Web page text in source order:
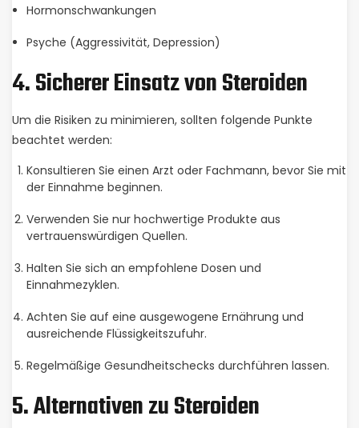
Hormonschwankungen
Psyche (Aggressivität, Depression)
4. Sicherer Einsatz von Steroiden
Um die Risiken zu minimieren, sollten folgende Punkte
beachtet werden:
Konsultieren Sie einen Arzt oder Fachmann, bevor Sie mit
der Einnahme beginnen.
Verwenden Sie nur hochwertige Produkte aus
vertrauenswürdigen Quellen.
Halten Sie sich an empfohlene Dosen und
Einnahmezyklen.
Achten Sie auf eine ausgewogene Ernährung und
ausreichende Flüssigkeitszufuhr.
Regelmäßige Gesundheitschecks durchführen lassen.
5. Alternativen zu Steroiden